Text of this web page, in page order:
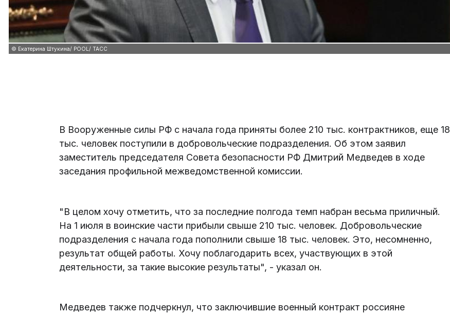
© Екатерина Штукина/ POOL/ ТАСС
В Вооруженные силы РФ с начала года приняты более 210 тыс. контрактников, еще 18
тыс. человек поступили в добровольческие подразделения. Об этом заявил
заместитель председателя Совета безопасности РФ Дмитрий Медведев в ходе
заседания профильной межведомственной комиссии.
"В целом хочу отметить, что за последние полгода темп набран весьма приличный.
На 1 июля в воинские части прибыли свыше 210 тыс. человек. Добровольческие
подразделения с начала года пополнили свыше 18 тыс. человек. Это, несомненно,
результат общей работы. Хочу поблагодарить всех, участвующих в этой
деятельности, за такие высокие результаты", - указал он.
Медведев также подчеркнул, что заключившие военный контракт россияне